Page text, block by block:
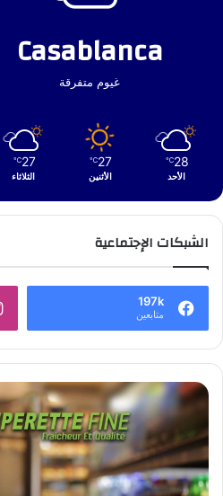
Casablanca
غيوم متفرقة
28
℃
الأحد
27
℃
الأثنين
27
℃
الثلاثاء
الشبكات الإجتماعية
197k
متابعين